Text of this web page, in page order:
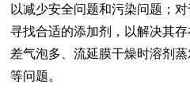
以减少安全问题和污染问题；
寻找合适的添加剂，以解决其
差气泡多、流延膜干燥时溶剂
等问题。